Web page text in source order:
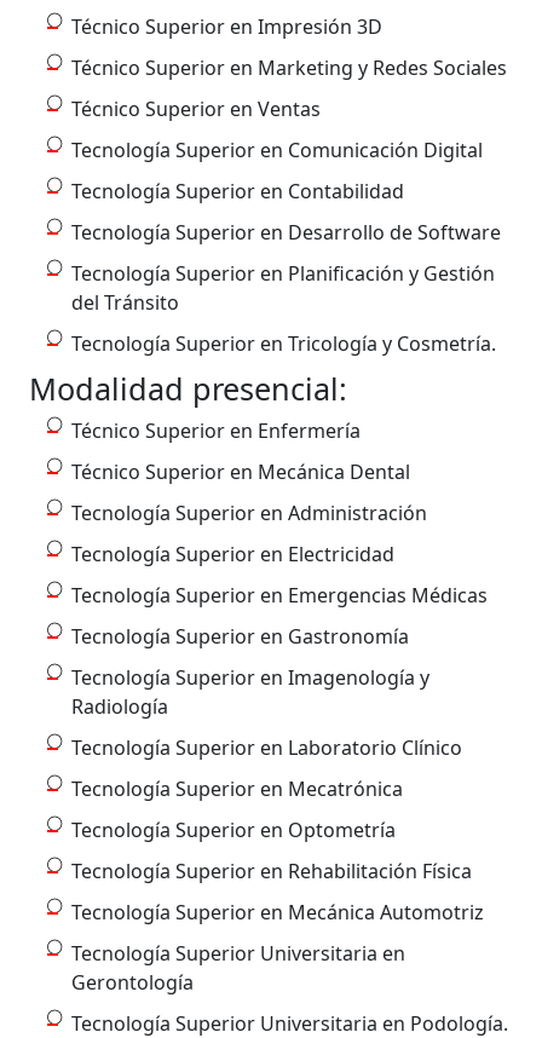
Técnico Superior en Impresión 3D
Técnico Superior en Marketing y Redes Sociales
Técnico Superior en Ventas
Tecnología Superior en Comunicación Digital
Tecnología Superior en Contabilidad
Tecnología Superior en Desarrollo de Software
Tecnología Superior en Planificación y Gestión
del Tránsito
Tecnología Superior en Tricología y Cosmetría.
Modalidad presencial:
Técnico Superior en Enfermería
Técnico Superior en Mecánica Dental
Tecnología Superior en Administración
Tecnología Superior en Electricidad
Tecnología Superior en Emergencias Médicas
Tecnología Superior en Gastronomía
Tecnología Superior en Imagenología y
Radiología
Tecnología Superior en Laboratorio Clínico
Tecnología Superior en Mecatrónica
Tecnología Superior en Optometría
Tecnología Superior en Rehabilitación Física
Tecnología Superior en Mecánica Automotriz
Tecnología Superior Universitaria en
Gerontología
Tecnología Superior Universitaria en Podología.